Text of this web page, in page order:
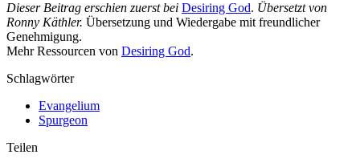
Dieser Beitrag erschien zuerst bei Desiring God. Übersetzt von
Ronny Käthler. Übersetzung und Wiedergabe mit freundlicher
Genehmigung.
Mehr Ressourcen von Desiring God.
Schlagwörter
Evangelium
Spurgeon
Teilen